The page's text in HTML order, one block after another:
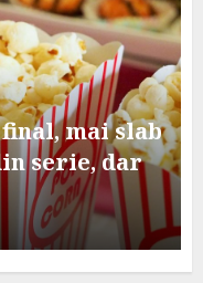
mai slab
serie, dar